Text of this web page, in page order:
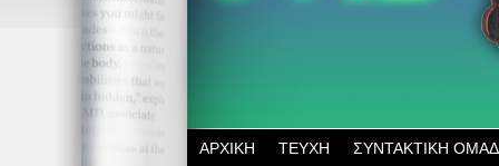
ΑΡΧΙΚΗ ΤΕΥΧΗ ΣΥΝΤΑΚΤΙΚΗ